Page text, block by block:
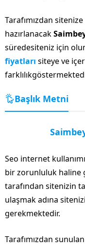
Tarafımızdan
hazırlanacak
süredesiteniz için
fiyatları siteye ve
Başlık Metni
Seo internet
bir zorunluluk haline
tarafından sitenizin
ulaşmak adına
gerekmektedir.
Tarafımızdan